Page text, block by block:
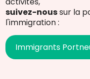
suivez-noussur la
l'immigration :
Immigrants